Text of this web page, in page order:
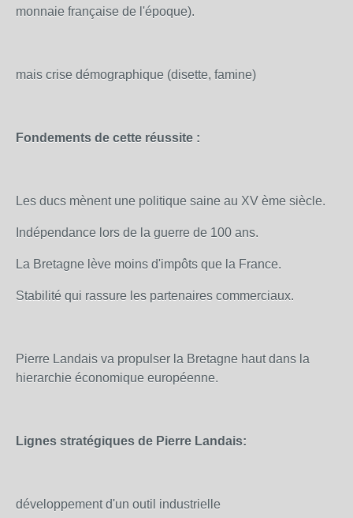
monnaie française de l'époque).
mais crise démographique (disette, famine)
Fondements de cette réussite :
Les ducs mènent une politique saine au XV ème siècle.
Indépendance lors de la guerre de 100 ans.
La Bretagne lève moins d'impôts que la France.
Stabilité qui rassure les partenaires commerciaux.
Pierre Landais va propulser la Bretagne haut dans la
hierarchie économique européenne.
Lignes stratégiques de Pierre Landais:
développement d'un outil industrielle